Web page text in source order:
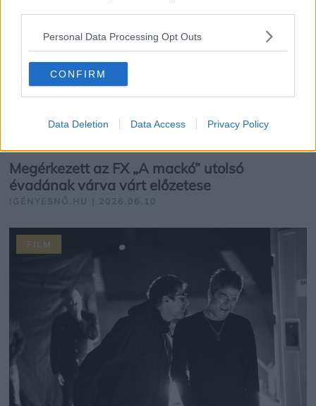
Personal Data Processing Opt Outs
CONFIRM
Data Deletion Data Access Privacy Policy
Megérkezett az FX „A mackó” utolsó
évadának várva várt előzetese
IGÉNYESNŐ.HU | 2026.06.10
FILM